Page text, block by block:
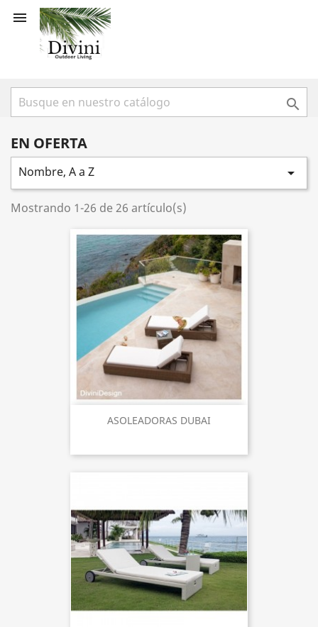


EN OFERTA
Nombre, A a Z 
Mostrando 1-26 de 26 artículo(s)
ASOLEADORAS DUBAI